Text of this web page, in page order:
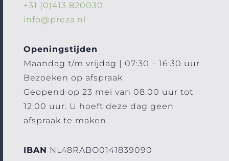
+31 (0)413 820030
info@preza.nl
Openingstijden
Maandag t/m vrijdag | 07:30 – 16:30 uur
Bezoeken op afspraak
Geopend op 23 mei van 08:00 uur tot
12:00 uur. U hoeft deze dag geen
afspraak te maken.
IBAN NL48RABO0141839090